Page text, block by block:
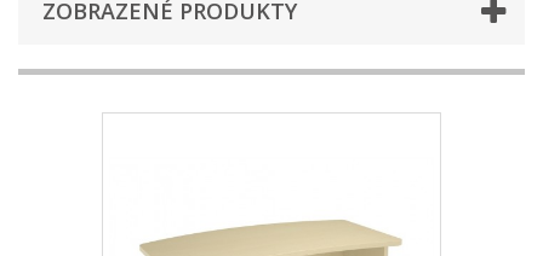
ZOBRAZENÉ PRODUKTY